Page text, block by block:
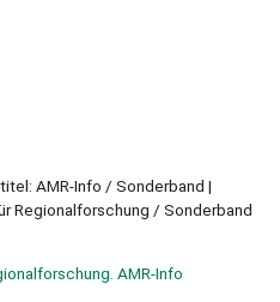
AMR-Info / Sonderband
Regionalforschung / Sonderband
AMR-Info